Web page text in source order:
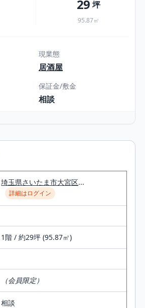
29 坪
95.87㎡
現業態
居酒屋
保証金/敷金
相談
埼玉県さいたま市大宮区...
詳細はログイン
1階 / 約29坪 (95.87㎡)
（会員限定）
相談